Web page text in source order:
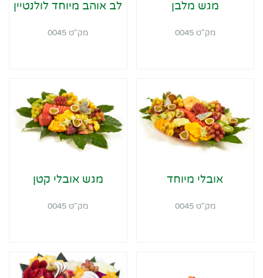
מגש מלבן
מק"ט 0045
לב אוהב מיוחד לולנטיין
מק"ט 0045
אובלי מיוחד
מק"ט 0045
מגש אובלי קטן
מק"ט 0045